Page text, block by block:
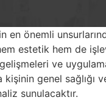
en önemli
estetik hem de
ve
kişinin genel
sunulacaktır.